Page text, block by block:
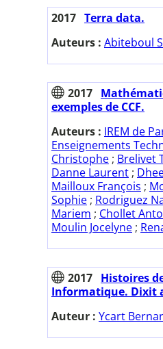
2017 Terra data.
Auteurs : Abiteboul
2017
exemples de CCF.
Auteurs : IREM de
Enseignements
Christophe ; Brelivet
Danne Laurent ;
Mailloux François ;
Sophie ; Rodriguez
Mariem ; Chollet
Moulin Jocelyne ;
2017 Histoires
Informatique. Dixit
Auteur : Ycart